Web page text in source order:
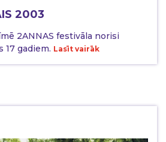
2003
2ANNAS festivāla norisi
17 gadiem. Lasīt vairāk